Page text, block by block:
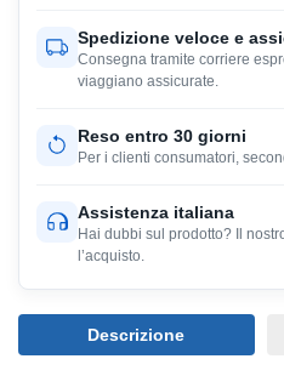
Spedizione veloce e
Consegna tramite corriere
viaggiano assicurate.
Reso entro 30 giorni
Per i clienti consumatori,
Assistenza italiana
Hai dubbi sul prodotto? Il
l’acquisto.
Descrizione